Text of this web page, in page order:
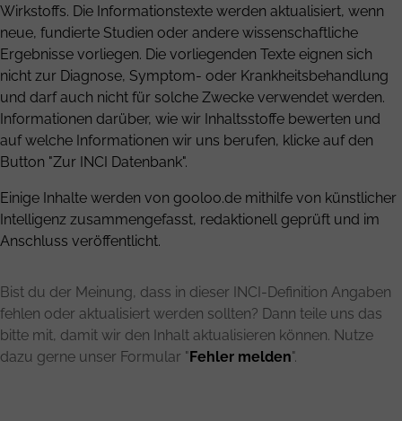
Wirkstoffs. Die Informationstexte werden aktualisiert, wenn
neue, fundierte Studien oder andere wissenschaftliche
Ergebnisse vorliegen. Die vorliegenden Texte eignen sich
nicht zur Diagnose, Symptom- oder Krankheitsbehandlung
und darf auch nicht für solche Zwecke verwendet werden.
Informationen darüber, wie wir Inhaltsstoffe bewerten und
auf welche Informationen wir uns berufen, klicke auf den
Button "Zur INCI Datenbank".
Einige Inhalte werden von gooloo.de mithilfe von künstlicher
Intelligenz zusammengefasst, redaktionell geprüft und im
Anschluss veröffentlicht.
Bist du der Meinung, dass in dieser INCI-Definition Angaben
fehlen oder aktualisiert werden sollten? Dann teile uns das
bitte mit, damit wir den Inhalt aktualisieren können. Nutze
dazu gerne unser Formular "Fehler melden".